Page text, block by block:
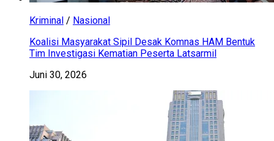
Kriminal / Nasional
Koalisi Masyarakat Sipil Desak Komnas HAM Bentuk
Tim Investigasi Kematian Peserta Latsarmil
Juni 30, 2026